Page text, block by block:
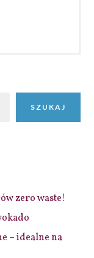
SZUKAJ
zero waste!
– idealne na